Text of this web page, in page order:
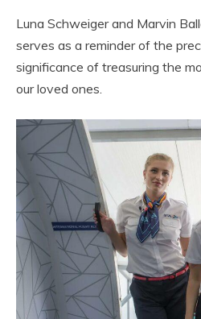
Luna Schweiger and Marvin
serves as a reminder of the
significance of treasuring the
our loved ones.